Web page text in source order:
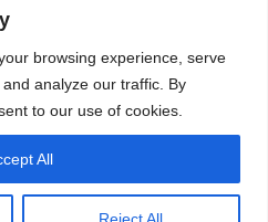
browsing experience, serve
analyze our traffic. By
to our use of cookies.
Reject All
All
| Copyright © 2022
MANGELHAFT
0,00 / 5,00